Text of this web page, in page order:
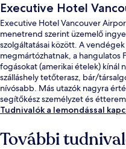
Executive Hotel
Executive Hotel Vancouver
menetrend szerint üzemelő
szolgáltatásai között. A
megmártózhatnak, a hangulatos
fogásokat (amerikai ételek) kínál
szálláshely tetőterasz, bár/
nívósabb. Más utazók nagyra
segítőkész személyzet és
megközelíthető: Richmond-
Tudnivalók a lemondással
További